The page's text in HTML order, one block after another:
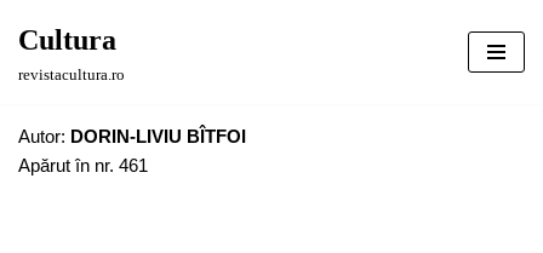
Sari
Cultura
revistacultura.ro
Autor: DORIN-LIVIU BÎTFOI
Apărut în nr. 461